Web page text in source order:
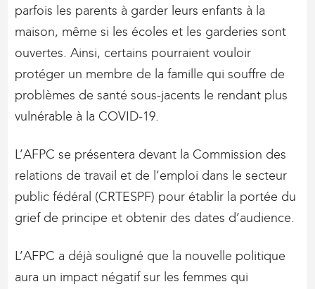
parfois les parents à garder leurs enfants à la
maison, même si les écoles et les garderies sont
ouvertes. Ainsi, certains pourraient vouloir
protéger un membre de la famille qui souffre de
problèmes de santé sous-jacents le rendant plus
vulnérable à la COVID‑19.
L’AFPC se présentera devant la Commission des
relations de travail et de l’emploi dans le secteur
public fédéral (CRTESPF) pour établir la portée du
grief de principe et obtenir des dates d’audience.
L’AFPC a déjà souligné que la nouvelle politique
aura un impact négatif sur les femmes qui